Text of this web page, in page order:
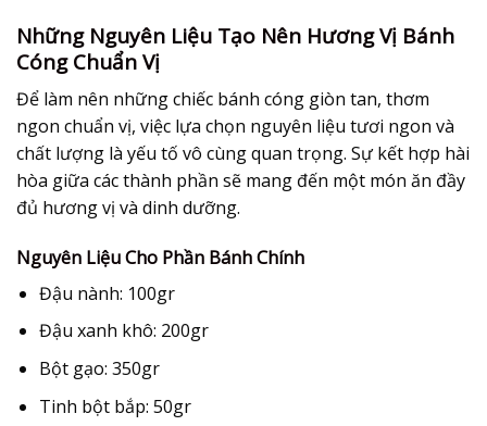
Những Nguyên Liệu Tạo Nên Hương Vị Bánh
Cóng Chuẩn Vị
Để làm nên những chiếc bánh cóng giòn tan, thơm
ngon chuẩn vị, việc lựa chọn nguyên liệu tươi ngon và
chất lượng là yếu tố vô cùng quan trọng. Sự kết hợp hài
hòa giữa các thành phần sẽ mang đến một món ăn đầy
đủ hương vị và dinh dưỡng.
Nguyên Liệu Cho Phần Bánh Chính
Đậu nành: 100gr
Đậu xanh khô: 200gr
Bột gạo: 350gr
Tinh bột bắp: 50gr